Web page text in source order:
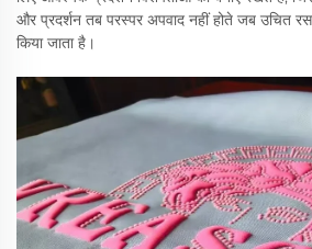
और प्रदर्शन तब परस्पर अपवाद नहीं होते जब उचित
किया जाता है।